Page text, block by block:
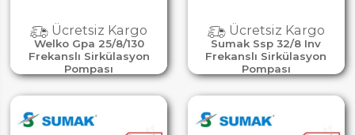
Welko Gpa 25/8/130
Frekanslı Sirkülasyon
Pompası
Ücretsiz Kargo
Sumak Ssp 32/8 Inv
Frekanslı Sirkülasyon
Pompası
Ücretsiz Kargo